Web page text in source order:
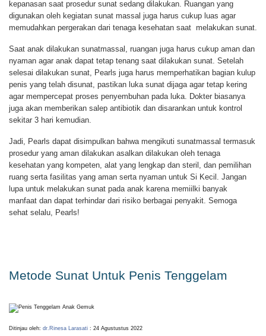
kepanasan saat prosedur sunat sedang dilakukan. Ruangan yang
digunakan oleh kegiatan sunat massal juga harus cukup luas agar
memudahkan pergerakan dari tenaga kesehatan saat melakukan sunat.
Saat anak dilakukan sunatmassal, ruangan juga harus cukup aman dan
nyaman agar anak dapat tetap tenang saat dilakukan sunat. Setelah
selesai dilakukan sunat, Pearls juga harus memperhatikan bagian kulup
penis yang telah disunat, pastikan luka sunat dijaga agar tetap kering
agar mempercepat proses penyembuhan pada luka. Dokter biasanya
juga akan memberikan salep antibiotik dan disarankan untuk kontrol
sekitar 3 hari kemudian.
Jadi, Pearls dapat disimpulkan bahwa mengikuti sunatmassal termasuk
prosedur yang aman dilakukan asalkan dilakukan oleh tenaga
kesehatan yang kompeten, alat yang lengkap dan steril, dan pemilihan
ruang serta fasilitas yang aman serta nyaman untuk Si Kecil. Jangan
lupa untuk melakukan sunat pada anak karena memiilki banyak
manfaat dan dapat terhindar dari risiko berbagai penyakit. Semoga
sehat selalu, Pearls!
Metode Sunat Untuk Penis Tenggelam
Ditinjau oleh: dr.Rinesa Larasati : 24 Agustustus 2022